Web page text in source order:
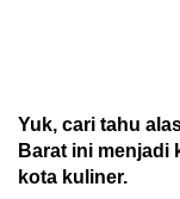
Yuk, cari tahu
Barat ini menjadi
kota kuliner.